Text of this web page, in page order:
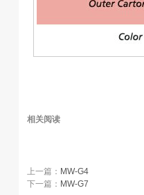
相关阅读
上一篇： MW-G4
下一篇： MW-G7